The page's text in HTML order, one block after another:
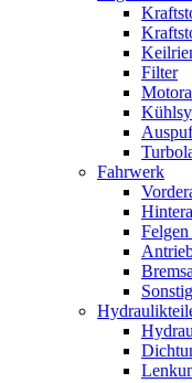
Filter
Fahrwerk